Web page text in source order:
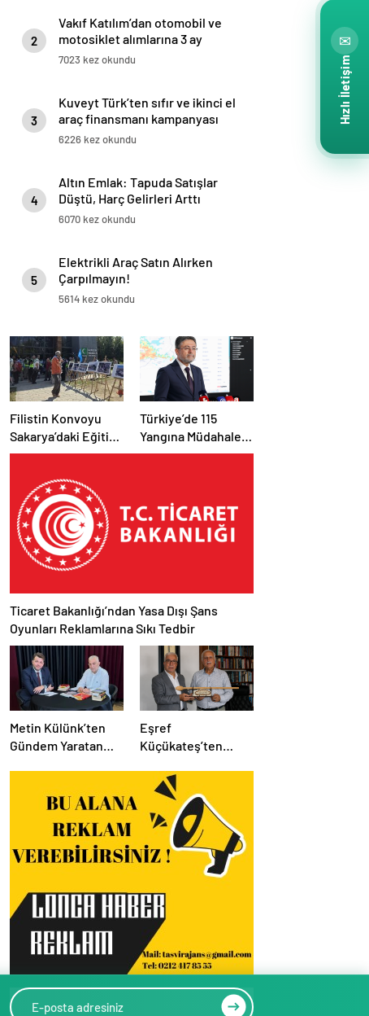
2
Vakıf Katılım’dan otomobil ve
motosiklet alımlarına 3 ay
ertelemeli özel finansman
7023 kez okundu
3
Kuveyt Türk’ten sıfır ve ikinci el
araç finansmanı kampanyası
6226 kez okundu
4
Altın Emlak: Tapuda Satışlar
Düştü, Harç Gelirleri Arttı
6070 kez okundu
5
Elektrikli Araç Satın Alırken
Çarpılmayın!
5614 kez okundu
Filistin Konvoyu
Sakarya’daki Eğitim
Kampını
Etabı Başlıyor
Türkiye’de 115
Yangına Müdahale
Edildi: 110’u Kontrol
Ticaret Bakanlığı’ndan Yasa Dışı Şans
Oyunları Reklamlarına Sıkı Tedbir
Metin Külünk’ten
Gündem Yaratan
Siyasete İlişkin
Mesajlar
Eşref
Küçükateş’ten
Hüseyin Avni
Mutlu’ya Anlamlı
Ziyaret
✉
Hızlı İletişim